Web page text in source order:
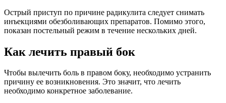
Острый приступ по причине радикулита следует снимать
инъекциями обезболивающих препаратов. Помимо этого,
показан постельный режим в течение нескольких дней.
Как лечить правый бок
Чтобы вылечить боль в правом боку, необходимо устранить
причину ее возникновения. Это значит, что лечить
необходимо конкретное заболевание.